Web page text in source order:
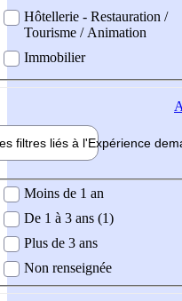
Hôtellerie - Restauration /
Tourisme / Animation
Immobilier
filtres liés à l'Expérience
demandée
Moins de 1 an
De 1 à 3 ans (1)
Plus de 3 ans
Non renseignée